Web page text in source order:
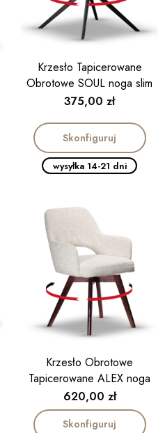
Krzesło Tapicerowane
Obrotowe SOUL noga slim
Cena
375,00 zł
Skonfiguruj
wysyłka 14-21 dni
Krzesło Obrotowe
Tapicerowane ALEX noga
drewniana kolor orzech
Cena
620,00 zł
Skonfiguruj